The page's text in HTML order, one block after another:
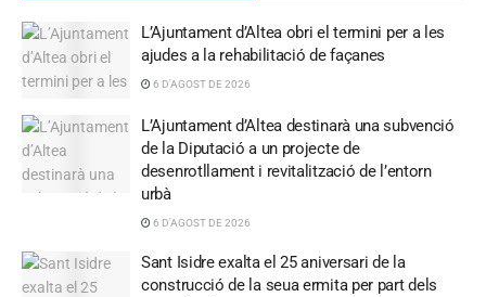
L’Ajuntament d’Altea obri el termini per a les
ajudes a la rehabilitació de façanes
6 D'AGOST DE 2026
L’Ajuntament d’Altea destinarà una subvenció
de la Diputació a un projecte de
desenrotllament i revitalització de l’entorn
urbà
6 D'AGOST DE 2026
Sant Isidre exalta el 25 aniversari de la
construcció de la seua ermita per part dels